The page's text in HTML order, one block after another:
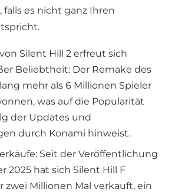
es nicht ganz Ihren
Silent Hill 2 erfreut sich
Beliebtheit: Der Remake des
mehr als 6 Millionen Spieler
was auf die Popularität
der Updates und
durch Konami hinweist.
Seit der Veröffentlichung
2025 hat sich Silent Hill F
Millionen Mal verkauft, ein